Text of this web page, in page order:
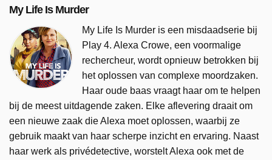
My Life Is Murder
My Life Is Murder is een misdaadserie bij
Play 4. Alexa Crowe, een voormalige
rechercheur, wordt opnieuw betrokken bij
het oplossen van complexe moordzaken.
Haar oude baas vraagt haar om te helpen
bij de meest uitdagende zaken. Elke aflevering draait om
een nieuwe zaak die Alexa moet oplossen, waarbij ze
gebruik maakt van haar scherpe inzicht en ervaring. Naast
haar werk als privédetective, worstelt Alexa ook met de